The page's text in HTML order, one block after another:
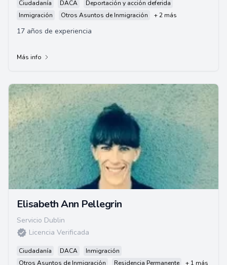
Ciudadanía DACA
Deportación y acción deferida
Inmigración
Otros Asuntos de Inmigración + 2 más
17 años de experiencia
Más info
Elisabeth Ann Pellegrin
Servicio Dublin
Licencia Verificada
Ciudadanía DACA
Inmigración
Otros Asuntos de Inmigración
Residencia Permanente + 1 más